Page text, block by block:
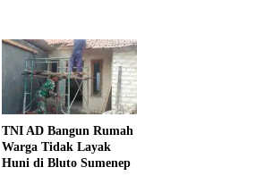
TNI AD Bangun Rumah
Warga Tidak Layak
Huni di Bluto Sumenep